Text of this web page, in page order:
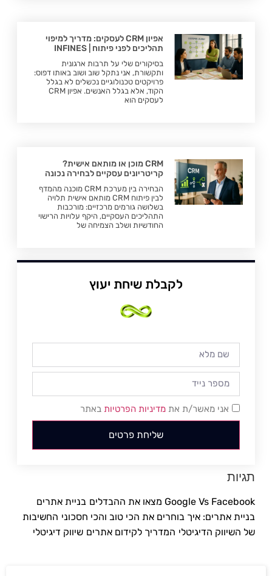
אפיון CRM לעסקים: מדריך למיפוי
תהליכים לפני פיתוח | INFINES
בסיקורים שלי על תרבות ארגונית
ותקשורת, אני נתקל שוב ושוב באותו דפוס:
פרויקטים טכנולוגיים נכשלים לא בגלל
הקוד, אלא בגלל האנשים. אפיון CRM
לעסקים הוא
CRM מוכן או מותאם אישית?
קריטריונים עסקיים לבחירה נכונה
הבחירה בין מערכת CRM מוכנה מהמדף
לבין פיתוח CRM מותאם אישית תלויה
בשלושה גורמים מרכזיים: מורכבות
התהליכים העסקיים, היקף עלויות הרישוי
החודשיות ושלב הצמיחה של
לקבלת שיחת יעוץ
אני מאשר/ת את מדיניות הפרטיות באתר
שליחת פרטים
תגיות
Google Vs Facebook מצאו את ההבדלים
בניית אתרים
בניית אתרים: איך בוחרים את הכי טוב והכי חסכוני החשיבות
של השיווק הדיגיטלי המדריך לקידום אתרים שיווק דיגיטלי